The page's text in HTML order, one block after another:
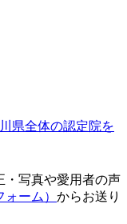
県全体の認定院を
・写真や愛用者の声
ーム） からお送り